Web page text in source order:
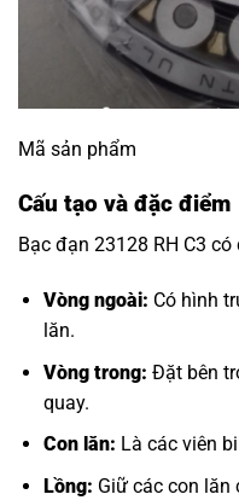
Mã sản phẩm
Cấu tạo và đặc điểm
Bạc đạn 23128 RH C3
Vòng ngoài: Có hình
lăn.
Vòng trong: Đặt bên
quay.
Con lăn: Là các viên
Lồng: Giữ các con lăn